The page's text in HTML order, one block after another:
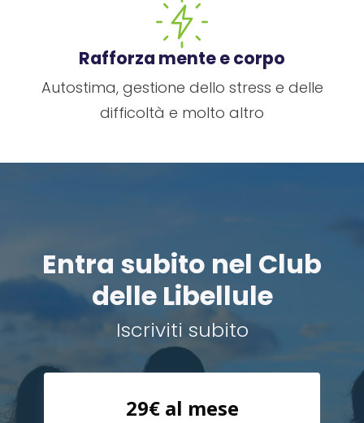
Rafforza mente e corpo
Autostima, gestione dello stress e delle
difficoltà e molto altro
Entra subito nel Club
delle Libellule
Iscriviti subito
29€ al mese